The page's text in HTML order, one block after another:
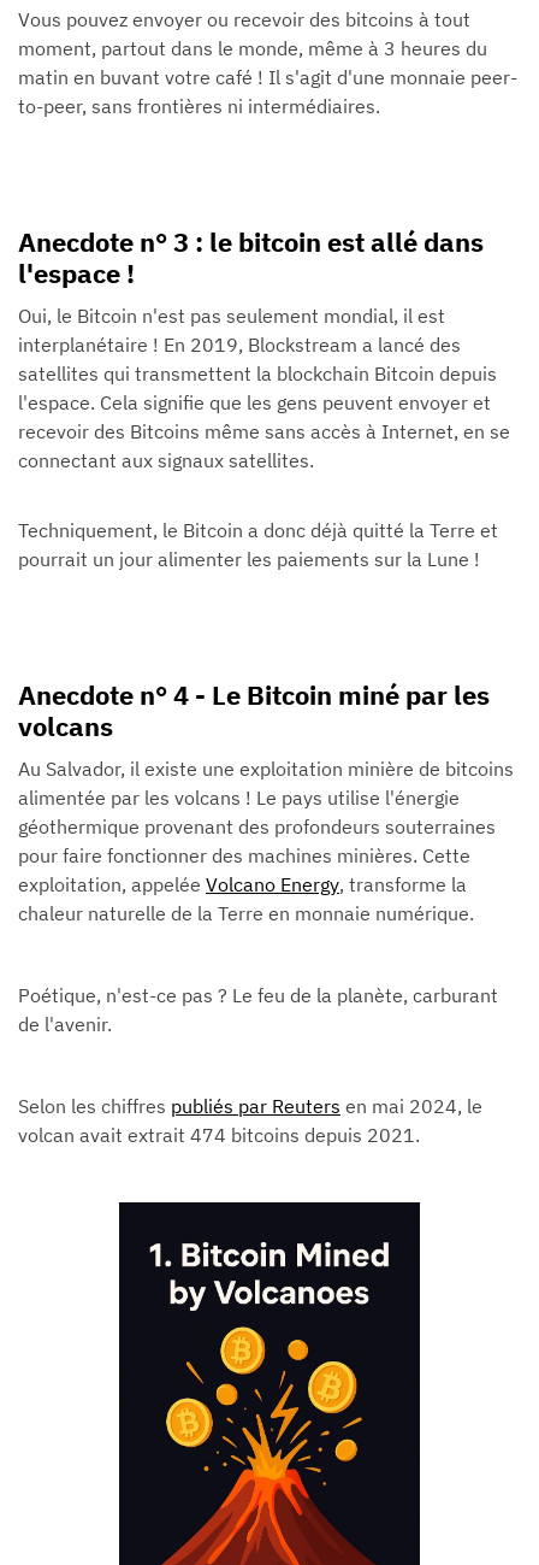
Vous pouvez envoyer ou recevoir des bitcoins à tout
moment, partout dans le monde, même à 3 heures du
matin en buvant votre café ! Il s'agit d'une monnaie peer-
to-peer, sans frontières ni intermédiaires.
Anecdote n° 3 : le bitcoin est allé dans
l'espace !
Oui, le Bitcoin n'est pas seulement mondial, il est
interplanétaire ! En 2019, Blockstream a lancé des
satellites qui transmettent la blockchain Bitcoin depuis
l'espace. Cela signifie que les gens peuvent envoyer et
recevoir des Bitcoins même sans accès à Internet, en se
connectant aux signaux satellites.
Techniquement, le Bitcoin a donc déjà quitté la Terre et
pourrait un jour alimenter les paiements sur la Lune !
Anecdote n° 4 - Le Bitcoin miné par les
volcans
Au Salvador, il existe une exploitation minière de bitcoins
alimentée par les volcans ! Le pays utilise l'énergie
géothermique provenant des profondeurs souterraines
pour faire fonctionner des machines minières. Cette
exploitation, appelée Volcano Energy, transforme la
chaleur naturelle de la Terre en monnaie numérique.
Poétique, n'est-ce pas ? Le feu de la planète, carburant
de l'avenir.
Selon les chiffres publiés par Reuters en mai 2024, le
volcan avait extrait 474 bitcoins depuis 2021.